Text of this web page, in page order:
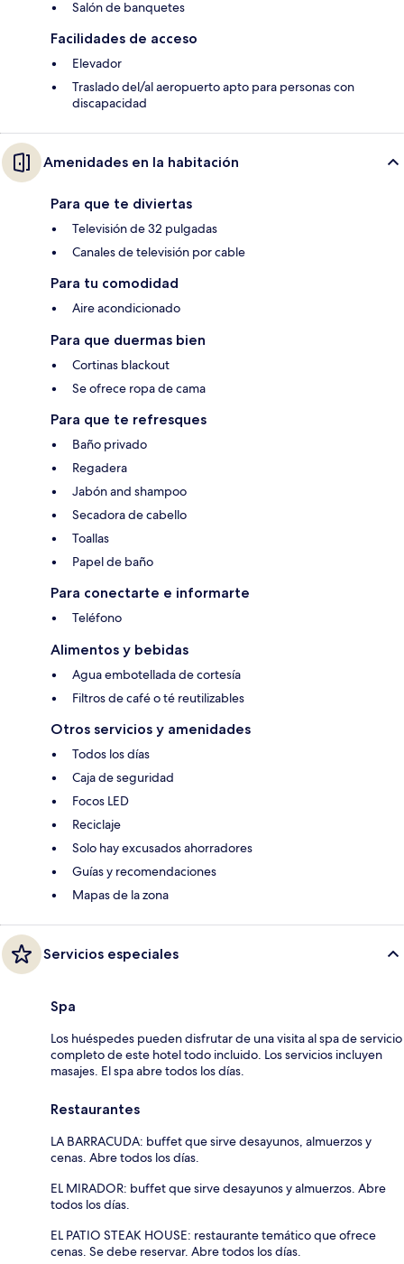
Salón de banquetes
Facilidades de acceso
Elevador
Traslado del/al aeropuerto apto para personas con
discapacidad
Amenidades en la habitación
Para que te diviertas
Televisión de 32 pulgadas
Canales de televisión por cable
Para tu comodidad
Aire acondicionado
Para que duermas bien
Cortinas blackout
Se ofrece ropa de cama
Para que te refresques
Baño privado
Regadera
Jabón and shampoo
Secadora de cabello
Toallas
Papel de baño
Para conectarte e informarte
Teléfono
Alimentos y bebidas
Agua embotellada de cortesía
Filtros de café o té reutilizables
Otros servicios y amenidades
Todos los días
Caja de seguridad
Focos LED
Reciclaje
Solo hay excusados ahorradores
Guías y recomendaciones
Mapas de la zona
Servicios especiales
Spa
Los huéspedes pueden disfrutar de una visita al spa de servicio
completo de este hotel todo incluido. Los servicios incluyen
masajes. El spa abre todos los días.
Restaurantes
LA BARRACUDA: buffet que sirve desayunos, almuerzos y
cenas. Abre todos los días.
EL MIRADOR: buffet que sirve desayunos y almuerzos. Abre
todos los días.
EL PATIO STEAK HOUSE: restaurante temático que ofrece
cenas. Se debe reservar. Abre todos los días.